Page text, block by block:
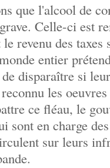
que l'alcool de
Celle-ci est
revenu des
entier
disparaître si
les
ce fléau, le
sont en charge
sur leurs